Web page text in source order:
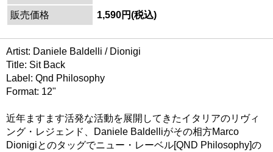
販売価格
1,590円(税込)
Artist: Daniele Baldelli / Dionigi
Title: Sit Back
Label: Qnd Philosophy
Format: 12"
近年ますます活発な活動を展開してきたイタリアのリヴィ
ング・レジェンド、Daniele Baldelliがその相方Marco
Dionigiとのタッグでニュー・レーベル[QND Philosophy]の